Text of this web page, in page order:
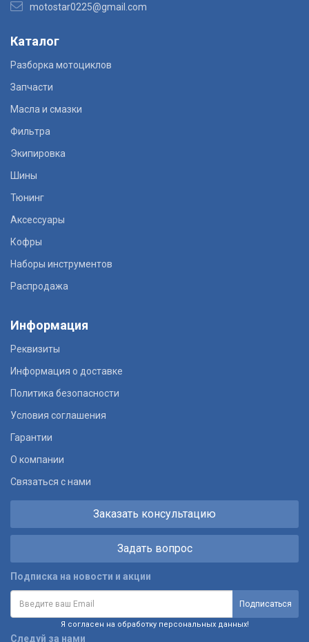
motostar0225@gmail.com
Каталог
Разборка мотоциклов
Запчасти
Масла и смазки
Фильтра
Экипировка
Шины
Тюнинг
Аксессуары
Кофры
Наборы инструментов
Распродажа
Информация
Реквизиты
Информация о доставке
Политика безопасности
Условия соглашения
Гарантии
О компании
Связаться с нами
Заказать консультацию
Задать вопрос
Подписка на новости и акции
Я согласен на обработку персональных данных!
Следуй за нами